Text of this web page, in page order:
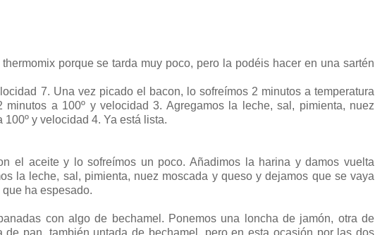
porque se tarda muy poco, pero la podéis hacer en una sartén
7. Una vez picado el bacon, lo sofreímos 2 minutos a temperatura
a 100º y velocidad 3. Agregamos la leche, sal, pimienta, nuez
y velocidad 4. Ya está lista.
el aceite y lo sofreímos un poco. Añadimos la harina y damos vuelta
la leche, sal, pimienta, nuez moscada y queso y dejamos que se vaya
ha espesado.
con algo de bechamel. Ponemos una loncha de jamón, otra de
pan, también untada de bechamel, pero en esta ocasión por las dos